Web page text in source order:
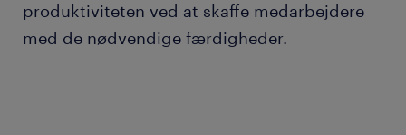
produktiviteten ved at skaffe medarbejdere
med de nødvendige færdigheder.